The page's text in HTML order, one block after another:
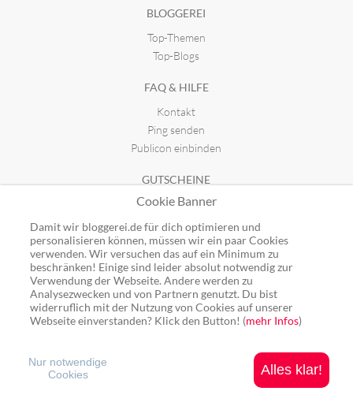
BLOGGEREI
Top-Themen
Top-Blogs
FAQ & HILFE
Kontakt
Ping senden
Publicon einbinden
GUTSCHEINE
Top-Gutscheine
Alle Shops
Ping: http://rpc.bloggerei.de/ping/ (*nur für angemeldete Blogs)
Blogverzeichnis Bloggerei.de © 2006 - 2026
Cookie Banner
Damit wir bloggerei.de für dich optimieren und
personalisieren können, müssen wir ein paar Cookies
verwenden. Wir versuchen das auf ein Minimum zu
beschränken! Einige sind leider absolut notwendig zur
Verwendung der Webseite. Andere werden zu
Analysezwecken und von Partnern genutzt. Du bist
widerruflich mit der Nutzung von Cookies auf unserer
Webseite einverstanden? Klick den Button! (mehr Infos)
Alles klar!
Nur notwendige
Cookies